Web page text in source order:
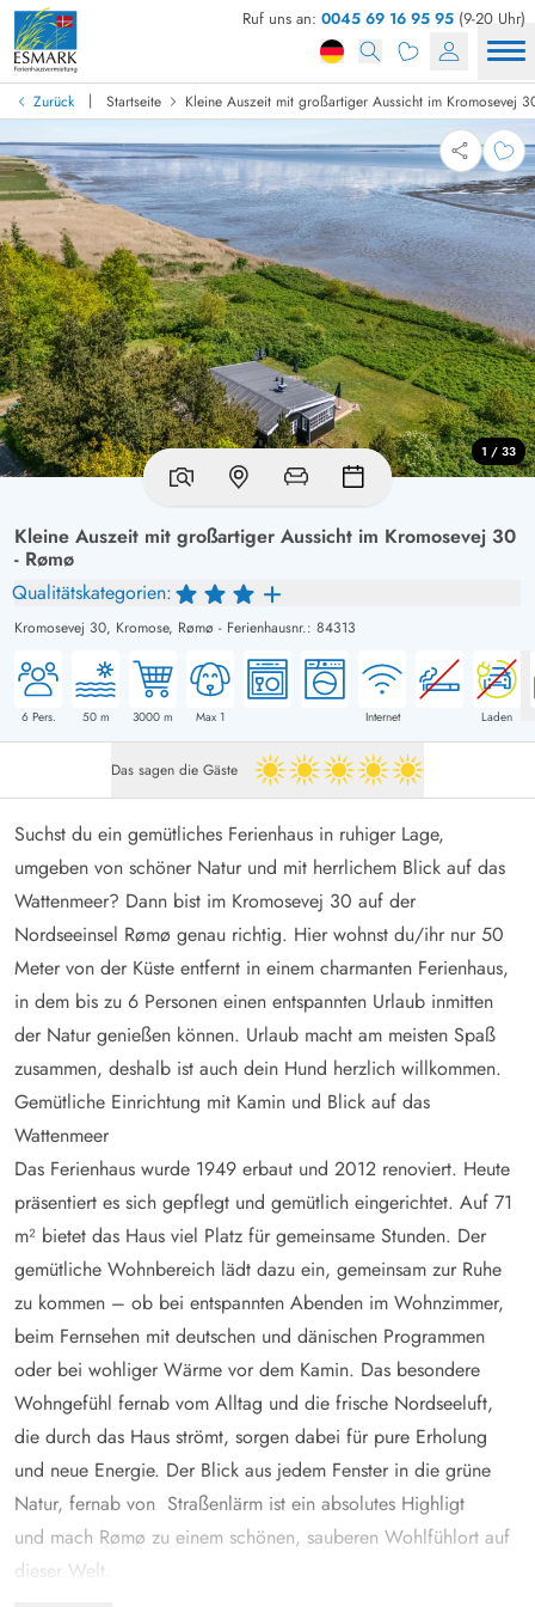
Ruf uns an: 0045 69 16 95 95 (9-20 Uhr)
Zurück | Startseite Kleine Auszeit mit großartiger Aussicht im Kromosevej
Kleine Auszeit mit großartiger Aussicht im Kromosevej 30
- Rømø
Qualitätskategorien:
Kromosevej 30, Kromose, Rømø - Ferienhausnr.: 84313
6Pers. 50m 3000 m Max 1 Internet Laden
1 / 33
Das sagen die Gäste 5 von 5
Suchst du ein gemütliches Ferienhaus in ruhiger Lage,
umgeben von schöner Natur und mit herrlichem Blick auf das
Wattenmeer? Dann bist im Kromosevej 30 auf der
Nordseeinsel Rømø genau richtig. Hier wohnst du/ihr nur 50
Meter von der Küste entfernt in einem charmanten Ferienhaus,
in dem bis zu 6 Personen einen entspannten Urlaub inmitten
der Natur genießen können. Urlaub macht am meisten Spaß
zusammen, deshalb ist auch dein Hund herzlich willkommen.
Gemütliche Einrichtung mit Kamin und Blick auf das
Wattenmeer
Das Ferienhaus wurde 1949 erbaut und 2012 renoviert. Heute
präsentiert es sich gepflegt und gemütlich eingerichtet. Auf 71
m² bietet das Haus viel Platz für gemeinsame Stunden. Der
gemütliche Wohnbereich lädt dazu ein, gemeinsam zur Ruhe
zu kommen – ob bei entspannten Abenden im Wohnzimmer,
beim Fernsehen mit deutschen und dänischen Programmen
oder bei wohliger Wärme vor dem Kamin. Das besondere
Wohngefühl fernab vom Alltag und die frische Nordseeluft,
die durch das Haus strömt, sorgen dabei für pure Erholung
und neue Energie. Der Blick aus jedem Fenster in die grüne
Natur, fernab von Straßenlärm ist ein absolutes Highligt
und mach Rømø zu einem schönen, sauberen Wohlfühlort auf
dieser Welt.